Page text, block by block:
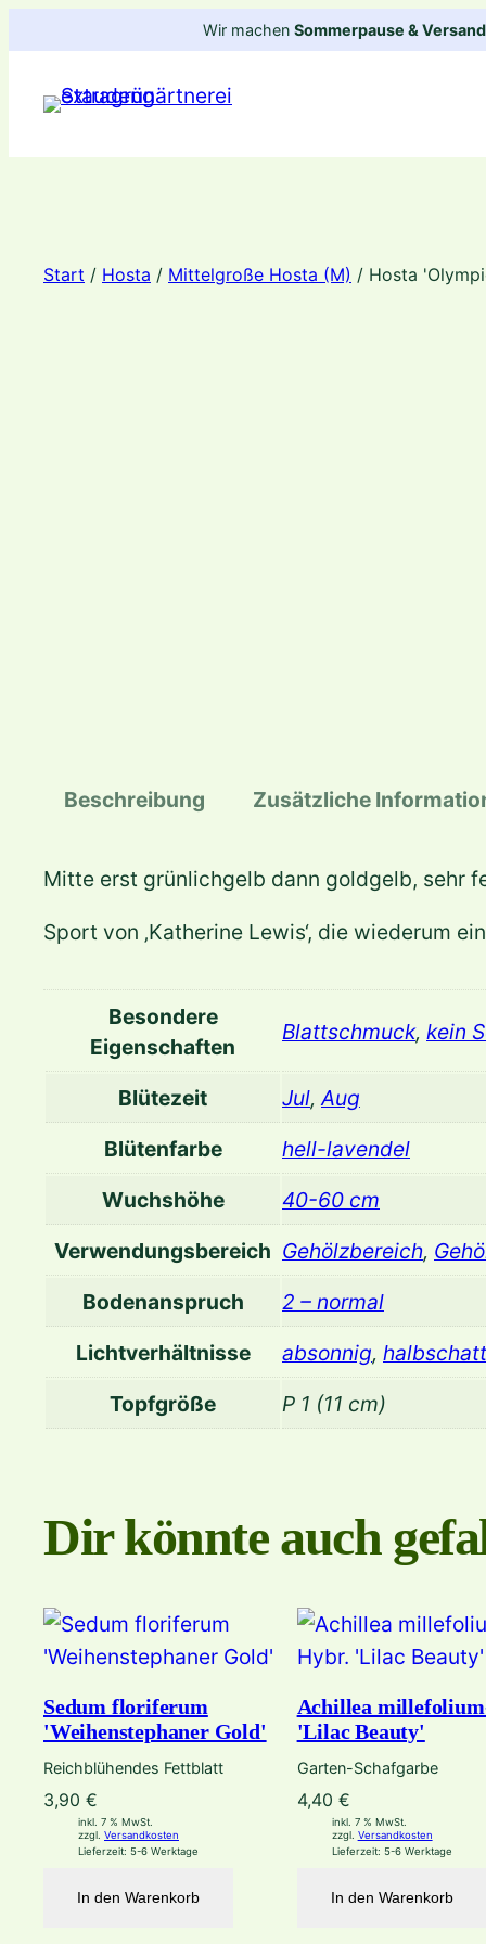
Inhalt
springen
Wir machen Sommerpause &
Start / Hosta / Mittelgroße Hosta (M) / Hosta
Beschreibung Zusätzliche
Mitte erst grünlichgelb dann goldgelb, sehr
Sport von ‚Katherine Lewis‘, die wiederum
Besondere
Eigenschaften
Blattschmuck, kein
Blütezeit Jul,Aug
Blütenfarbe
hell-lavendel
Wuchshöhe
40-60 cm
Verwendungsbereich Gehölzbereich,
Bodenanspruch
2 – normal
Lichtverhältnisse
absonnig,
Topfgröße
P 1 (11 cm)
Dir könnte auch
Sedum floriferum
'Weihenstephaner Gold'
Reichblühendes Fettblatt
3,90 €
inkl. 7 % MwSt.
zzgl. Versandkosten
Lieferzeit: 5-6 Werktage
In den Warenkorb
Achillea
'Lilac Beauty'
Garten-Schafgarbe
4,40 €
inkl. 7 % MwSt.
zzgl. Versandkosten
Lieferzeit: 5-6 Werktage
In den Warenkorb